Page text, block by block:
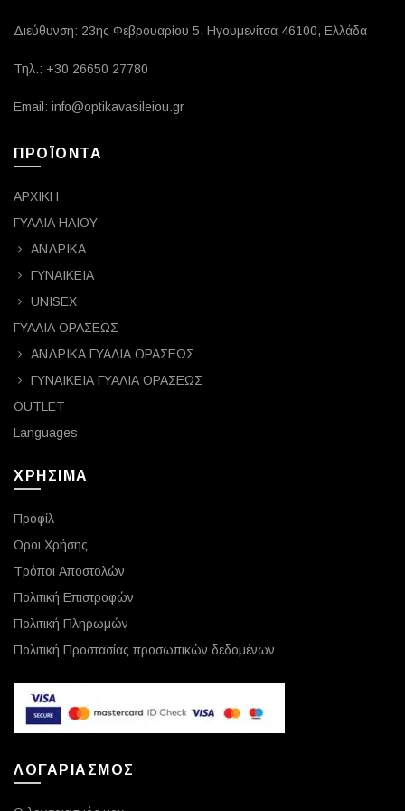
Διεύθυνση: 23ης Φεβρουαρίου 5, Ηγουμενίτσα 46100, Ελλάδα
Τηλ.: +30 26650 27780
Email: info@optikavasileiou.gr
ΠΡΟΪΟΝΤΑ
ΑΡΧΙΚΗ
ΓΥΑΛΙΑ ΗΛΙΟΥ
ΑΝΔΡΙΚΑ
ΓΥΝΑΙΚΕΙΑ
UNISEX
ΓΥΑΛΙΑ ΟΡΑΣΕΩΣ
ΑΝΔΡΙΚΑ ΓΥΑΛΙΑ ΟΡΑΣΕΩΣ
ΓΥΝΑΙΚΕΙΑ ΓΥΑΛΙΑ ΟΡΑΣΕΩΣ
OUTLET
Languages
ΧΡΗΣΙΜΑ
Προφίλ
Όροι Χρήσης
Τρόποι Αποστολών
Πολιτική Επιστροφών
Πολιτική Πληρωμών
Πολιτική Προστασίας προσωπικών δεδομένων
ΛΟΓΑΡΙΑΣΜΟΣ